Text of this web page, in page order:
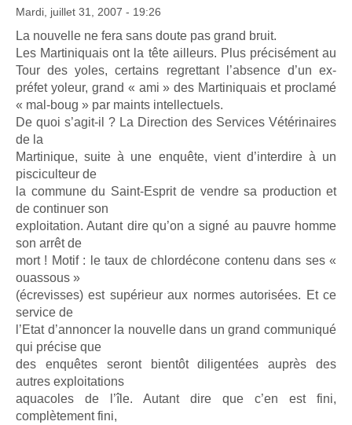
Mardi, juillet 31, 2007 - 19:26
La nouvelle ne fera sans doute pas grand bruit.
Les Martiniquais ont la tête ailleurs. Plus précisément au
Tour des yoles, certains regrettant l’absence d’un ex-
préfet yoleur, grand « ami » des Martiniquais et proclamé
« mal-boug » par maints intellectuels.
De quoi s’agit-il ? La Direction des Services Vétérinaires
de la
Martinique, suite à une enquête, vient d’interdire à un
pisciculteur de
la commune du Saint-Esprit de vendre sa production et
de continuer son
exploitation. Autant dire qu’on a signé au pauvre homme
son arrêt de
mort ! Motif : le taux de chlordécone contenu dans ses «
ouassous »
(écrevisses) est supérieur aux normes autorisées. Et ce
service de
l’Etat d’annoncer la nouvelle dans un grand communiqué
qui précise que
des enquêtes seront bientôt diligentées auprès des
autres exploitations
aquacoles de l’île. Autant dire que c’en est fini,
complètement fini,